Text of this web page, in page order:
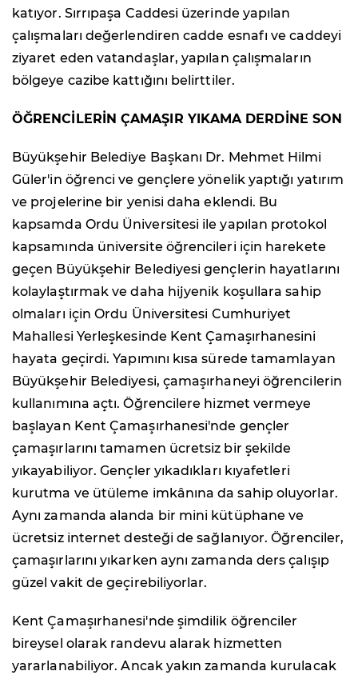
katıyor. Sırrıpaşa Caddesi üzerinde yapılan
çalışmaları değerlendiren cadde esnafı ve caddeyi
ziyaret eden vatandaşlar, yapılan çalışmaların
bölgeye cazibe kattığını belirttiler.
ÖĞRENCİLERİN ÇAMAŞIR YIKAMA DERDİNE SON
Büyükşehir Belediye Başkanı Dr. Mehmet Hilmi
Güler'in öğrenci ve gençlere yönelik yaptığı yatırım
ve projelerine bir yenisi daha eklendi. Bu
kapsamda Ordu Üniversitesi ile yapılan protokol
kapsamında üniversite öğrencileri için harekete
geçen Büyükşehir Belediyesi gençlerin hayatlarını
kolaylaştırmak ve daha hijyenik koşullara sahip
olmaları için Ordu Üniversitesi Cumhuriyet
Mahallesi Yerleşkesinde Kent Çamaşırhanesini
hayata geçirdi. Yapımını kısa sürede tamamlayan
Büyükşehir Belediyesi, çamaşırhaneyi öğrencilerin
kullanımına açtı. Öğrencilere hizmet vermeye
başlayan Kent Çamaşırhanesi'nde gençler
çamaşırlarını tamamen ücretsiz bir şekilde
yıkayabiliyor. Gençler yıkadıkları kıyafetleri
kurutma ve ütüleme imkânına da sahip oluyorlar.
Aynı zamanda alanda bir mini kütüphane ve
ücretsiz internet desteği de sağlanıyor. Öğrenciler,
çamaşırlarını yıkarken aynı zamanda ders çalışıp
güzel vakit de geçirebiliyorlar.
Kent Çamaşırhanesi'nde şimdilik öğrenciler
bireysel olarak randevu alarak hizmetten
yararlanabiliyor. Ancak yakın zamanda kurulacak